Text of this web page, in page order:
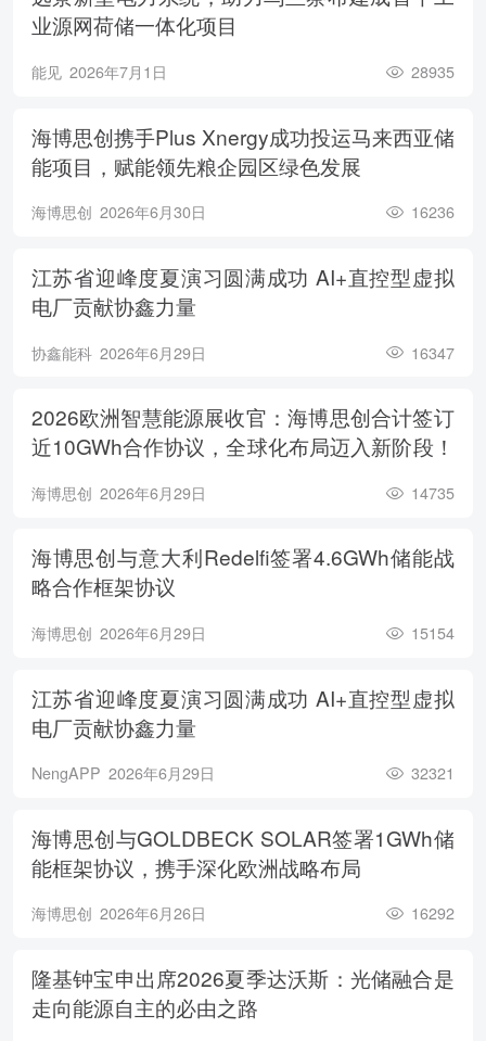
业源网荷储一体化项目
能见 2026年7月1日 28935
海博思创携手Plus Xnergy成功投运马来西亚储
能项目，赋能领先粮企园区绿色发展
海博思创 2026年6月30日 16236
江苏省迎峰度夏演习圆满成功 AI+直控型虚拟
电厂贡献协鑫力量
协鑫能科 2026年6月29日 16347
2026欧洲智慧能源展收官：海博思创合计签订
近10GWh合作协议，全球化布局迈入新阶段！
海博思创 2026年6月29日 14735
海博思创与意大利Redelfi签署4.6GWh储能战
略合作框架协议
海博思创 2026年6月29日 15154
江苏省迎峰度夏演习圆满成功 AI+直控型虚拟
电厂贡献协鑫力量
NengAPP 2026年6月29日 32321
海博思创与GOLDBECK SOLAR签署1GWh储
能框架协议，携手深化欧洲战略布局
海博思创 2026年6月26日 16292
隆基钟宝申出席2026夏季达沃斯：光储融合是
走向能源自主的必由之路